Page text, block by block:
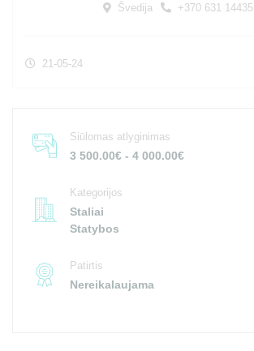
Švedija +370 631 14435
21-05-24
Siūlomas atlyginimas
3 500.00€ - 4 000.00€
Kategorijos
Staliai
Statybos
Patirtis
Nereikalaujama